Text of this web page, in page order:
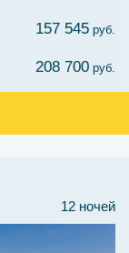
157 545 руб.
208 700 руб.
12 ночей